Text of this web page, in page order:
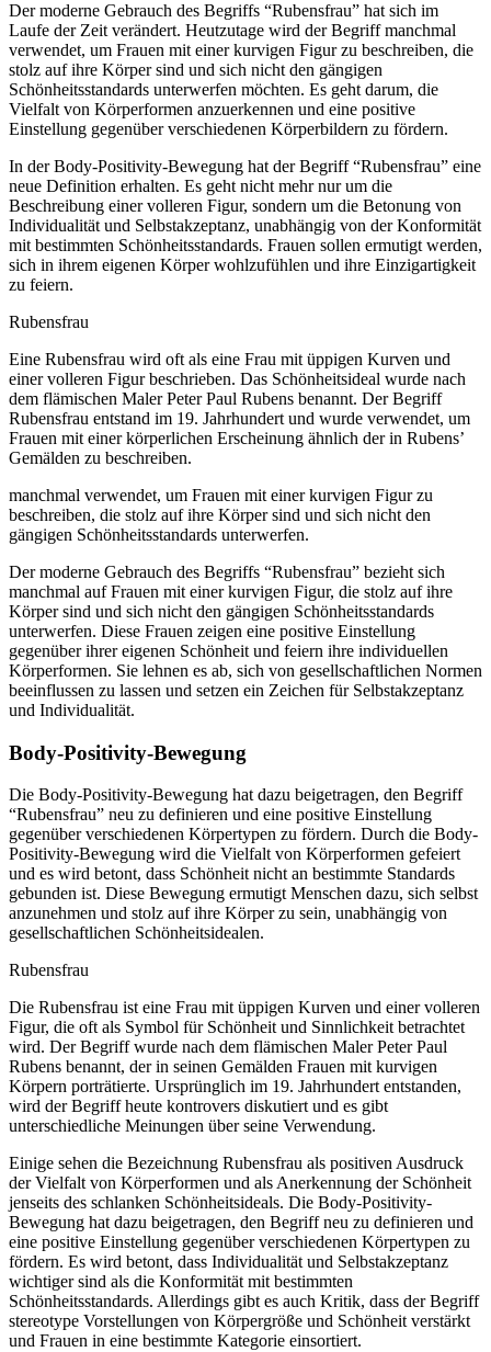
Der moderne Gebrauch des Begriffs “Rubensfrau” hat sich im
Laufe der Zeit verändert. Heutzutage wird der Begriff manchmal
verwendet, um Frauen mit einer kurvigen Figur zu beschreiben, die
stolz auf ihre Körper sind und sich nicht den gängigen
Schönheitsstandards unterwerfen möchten. Es geht darum, die
Vielfalt von Körperformen anzuerkennen und eine positive
Einstellung gegenüber verschiedenen Körperbildern zu fördern.
In der Body-Positivity-Bewegung hat der Begriff “Rubensfrau” eine
neue Definition erhalten. Es geht nicht mehr nur um die
Beschreibung einer volleren Figur, sondern um die Betonung von
Individualität und Selbstakzeptanz, unabhängig von der Konformität
mit bestimmten Schönheitsstandards. Frauen sollen ermutigt werden,
sich in ihrem eigenen Körper wohlzufühlen und ihre Einzigartigkeit
zu feiern.
Rubensfrau
Eine Rubensfrau wird oft als eine Frau mit üppigen Kurven und
einer volleren Figur beschrieben. Das Schönheitsideal wurde nach
dem flämischen Maler Peter Paul Rubens benannt. Der Begriff
Rubensfrau entstand im 19. Jahrhundert und wurde verwendet, um
Frauen mit einer körperlichen Erscheinung ähnlich der in Rubens’
Gemälden zu beschreiben.
manchmal verwendet, um Frauen mit einer kurvigen Figur zu
beschreiben, die stolz auf ihre Körper sind und sich nicht den
gängigen Schönheitsstandards unterwerfen.
Der moderne Gebrauch des Begriffs “Rubensfrau” bezieht sich
manchmal auf Frauen mit einer kurvigen Figur, die stolz auf ihre
Körper sind und sich nicht den gängigen Schönheitsstandards
unterwerfen. Diese Frauen zeigen eine positive Einstellung
gegenüber ihrer eigenen Schönheit und feiern ihre individuellen
Körperformen. Sie lehnen es ab, sich von gesellschaftlichen Normen
beeinflussen zu lassen und setzen ein Zeichen für Selbstakzeptanz
und Individualität.
Body-Positivity-Bewegung
Die Body-Positivity-Bewegung hat dazu beigetragen, den Begriff
“Rubensfrau” neu zu definieren und eine positive Einstellung
gegenüber verschiedenen Körpertypen zu fördern. Durch die Body-
Positivity-Bewegung wird die Vielfalt von Körperformen gefeiert
und es wird betont, dass Schönheit nicht an bestimmte Standards
gebunden ist. Diese Bewegung ermutigt Menschen dazu, sich selbst
anzunehmen und stolz auf ihre Körper zu sein, unabhängig von
gesellschaftlichen Schönheitsidealen.
Rubensfrau
Die Rubensfrau ist eine Frau mit üppigen Kurven und einer volleren
Figur, die oft als Symbol für Schönheit und Sinnlichkeit betrachtet
wird. Der Begriff wurde nach dem flämischen Maler Peter Paul
Rubens benannt, der in seinen Gemälden Frauen mit kurvigen
Körpern porträtierte. Ursprünglich im 19. Jahrhundert entstanden,
wird der Begriff heute kontrovers diskutiert und es gibt
unterschiedliche Meinungen über seine Verwendung.
Einige sehen die Bezeichnung Rubensfrau als positiven Ausdruck
der Vielfalt von Körperformen und als Anerkennung der Schönheit
jenseits des schlanken Schönheitsideals. Die Body-Positivity-
Bewegung hat dazu beigetragen, den Begriff neu zu definieren und
eine positive Einstellung gegenüber verschiedenen Körpertypen zu
fördern. Es wird betont, dass Individualität und Selbstakzeptanz
wichtiger sind als die Konformität mit bestimmten
Schönheitsstandards. Allerdings gibt es auch Kritik, dass der Begriff
stereotype Vorstellungen von Körpergröße und Schönheit verstärkt
und Frauen in eine bestimmte Kategorie einsortiert.